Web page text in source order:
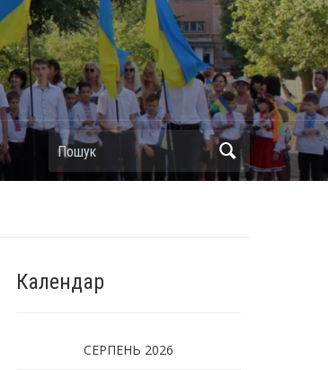
Пошук
Календар
СЕРПЕНЬ 2026